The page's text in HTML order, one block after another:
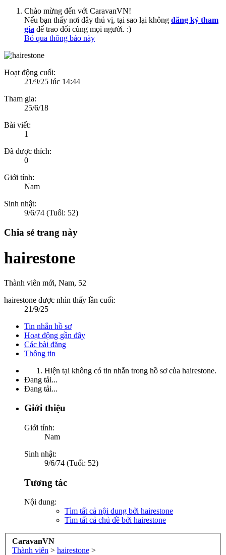
Chào mừng đến với CaravanVN!
Nếu bạn thấy nơi đây thú vị, tại sao lại không đăng ký tham
gia để trao đổi cùng mọi người. :)
Bỏ qua thông báo này
Hoạt động cuối:
21/9/25 lúc 14:44
Tham gia:
25/6/18
Bài viết:
1
Đã được thích:
0
Giới tính:
Nam
Sinh nhật:
9/6/74 (Tuổi: 52)
Chia sẻ trang này
hairestone
Thành viên mới, Nam, 52
hairestone được nhìn thấy lần cuối:
21/9/25
Tin nhắn hồ sơ
Hoạt động gần đây
Các bài đăng
Thông tin
Hiện tại không có tin nhắn trong hồ sơ của hairestone.
Đang tải...
Đang tải...
Giới thiệu
Giới tính:
Nam
Sinh nhật:
9/6/74 (Tuổi: 52)
Tương tác
Nội dung:
Tìm tất cả nội dung bởi hairestone
Tìm tất cả chủ đề bởi hairestone
CaravanVN
Thành viên > hairestone >